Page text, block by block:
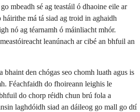
mbeadh sé ag teastáil ó dhaoine eile ar
má tá siad ag troid in aghaidh
nó ag téarnamh ó máinliacht mhór.
leanúnach ar cibé an bhfuil an
bhaint den chógas seo chomh luath agus is
Féachfaidh do fhoireann leighis le
do chorp réidh chun brú fola a
laghdóidh siad an dáileog go mall go dtí